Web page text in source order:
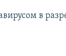
в